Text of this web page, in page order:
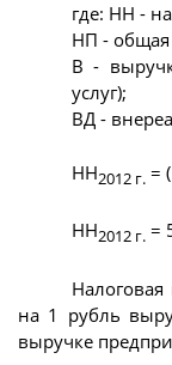
где: НН -
НП - общая
В -
услуг);
ВД -
НН2012 г. =
НН2012 г. =
Налоговая
на 1 рубль
выручке